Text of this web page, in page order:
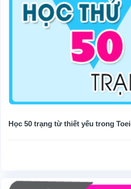
Học 50 trạng từ thiết yếu trong